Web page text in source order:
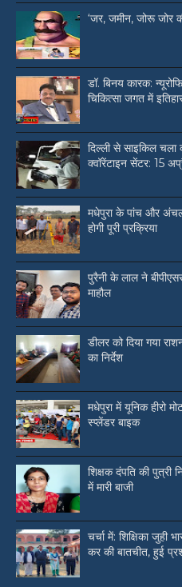
‘जर, जमीन, जोरू जोर
डॉ. बिनय कारक:
चिकित्सा जगत में
दिल्ली से साइकिल
क्वॉरेंटाइन सेंटर: 15
मधेपुरा के पांच और
होगी पूरी प्रक्रिया
पुरैनी के लाल ने
माहौल
डीलर को दिया गया
का निर्देश
मधेपुरा में यूनिक हीरो
स्प्लेंडर बाइक
शिक्षक दंपति की पुत्री
में मारी बाजी
चर्चा में: शिक्षिका जुही
कर की बातचीत, हुई